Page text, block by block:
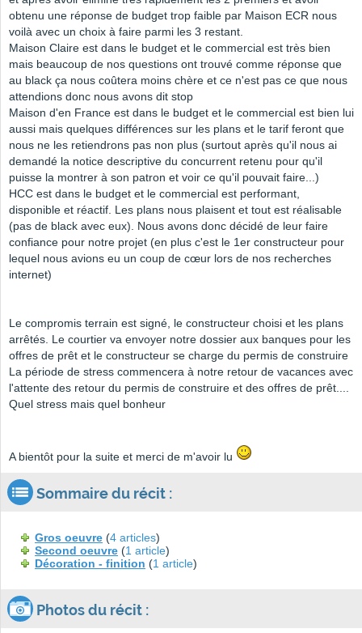
obtenu une réponse de budget trop faible par Maison ECR nous
voilà avec un choix à faire parmi les 3 restant.
Maison Claire est dans le budget et le commercial est très bien
mais beaucoup de nos questions ont trouvé comme réponse que
au black ça nous coûtera moins chère et ce n'est pas ce que nous
attendions donc nous avons dit stop
Maison d'en France est dans le budget et le commercial est bien lui
aussi mais quelques différences sur les plans et le tarif feront que
nous ne les retiendrons pas non plus (surtout après qu'il nous ai
demandé la notice descriptive du concurrent retenu pour qu'il
puisse la montrer à son patron et voir ce qu'il pouvait faire...)
HCC est dans le budget et le commercial est performant,
disponible et réactif. Les plans nous plaisent et tout est réalisable
(pas de black avec eux). Nous avons donc décidé de leur faire
confiance pour notre projet (en plus c'est le 1er constructeur pour
lequel nous avions eu un coup de cœur lors de nos recherches
internet)
Le compromis terrain est signé, le constructeur choisi et les plans
arrêtés. Le courtier va envoyer notre dossier aux banques pour les
offres de prêt et le constructeur se charge du permis de construire
La période de stress commencera à notre retour de vacances avec
l'attente des retour du permis de construire et des offres de prêt....
Quel stress mais quel bonheur
A bientôt pour la suite et merci de m'avoir lu
Sommaire du récit :
Gros oeuvre (4 articles)
Second oeuvre (1 article)
Décoration - finition (1 article)
Photos du récit :